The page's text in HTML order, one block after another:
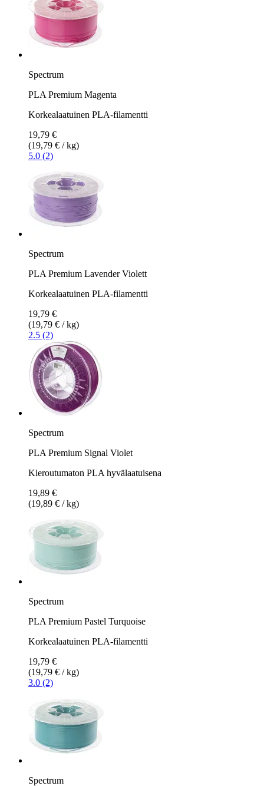
Spectrum
PLA Premium Magenta
Korkealaatuinen PLA-filamentti
19,79 €
(19,79 € / kg)
5.0 (2)
Spectrum
PLA Premium Lavender Violett
Korkealaatuinen PLA-filamentti
19,79 €
(19,79 € / kg)
2.5 (2)
Spectrum
PLA Premium Signal Violet
Kieroutumaton PLA hyvälaatuisena
19,89 €
(19,89 € / kg)
Spectrum
PLA Premium Pastel Turquoise
Korkealaatuinen PLA-filamentti
19,79 €
(19,79 € / kg)
3.0 (2)
Spectrum